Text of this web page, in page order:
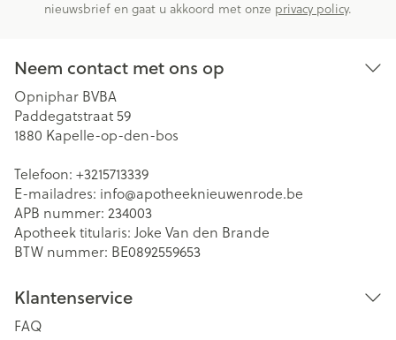
nieuwsbrief en gaat u akkoord met onze privacy policy.
Neem contact met ons op
Opniphar BVBA
Paddegatstraat 59
1880 Kapelle-op-den-bos
Telefoon: +3215713339
E-mailadres: info@apotheeknieuwenrode.be
APB nummer: 234003
Apotheek titularis: Joke Van den Brande
BTW nummer: BE0892559653
Klantenservice
FAQ